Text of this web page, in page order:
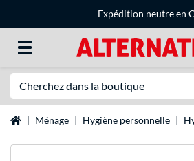
Expédition neutre en
Page d'accueil
Ménage Hygiène personnelle